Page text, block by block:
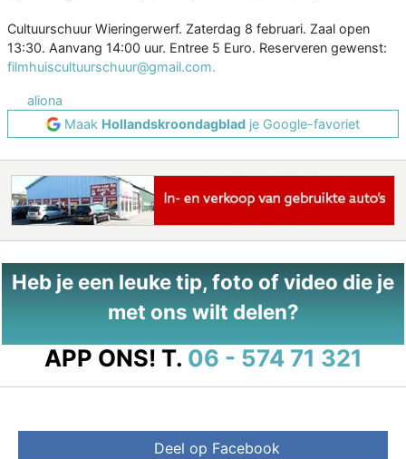
Cultuurschuur Wieringerwerf. Zaterdag 8 februari. Zaal open
13:30. Aanvang 14:00 uur. Entree 5 Euro. Reserveren gewenst:
filmhuiscultuurschuur@gmail.com.
aliona
Maak Hollandskroondagblad je Google-favoriet
Heb je een leuke tip, foto of video die je
met ons wilt delen?
APP ONS! T. 06 - 574 71 321
Deel op Facebook